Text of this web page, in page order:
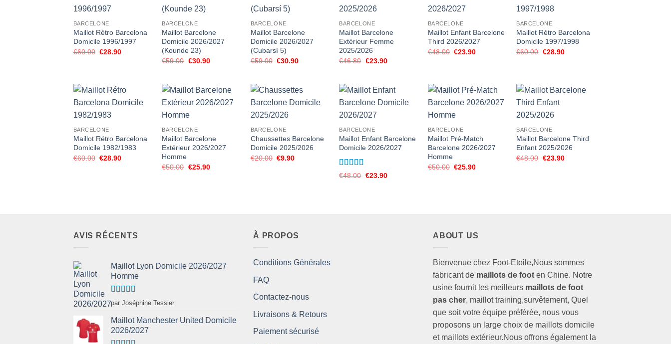
BARCELONE
Maillot Rétro Barcelona
Domicile 1996/1997
€60.00 Le
€28.90Le
BARCELONE
Maillot Barcelone
Domicile 2026/2027
(Kounde 23)
€59.00 Le
€59.00.
€30.90Le
€30.90.
BARCELONE
Maillot Barcelone
Domicile 2026/2027
(Cubarsí 5)
€59.00 Le
€59.00.
€30.90Le
€30.90.
BARCELONE
Maillot Barcelone
Extérieur Femme
2025/2026
€46.80 Le
€46.80.
€23.90Le
€23.90.
BARCELONE
Maillot Enfant Barcelone
Third 2026/2027
€48.00 Le
€23.90Le
BARCELONE
Maillot Rétro Barcelona
Domicile 1997/1998
€60.00 Le
€28.90Le
BARCELONE
Maillot Rétro Barcelona
Domicile 1982/1983
€60.00 Le
€28.90Le
BARCELONE
Maillot Barcelone
Extérieur 2026/2027
Homme
€50.00 Le
€25.90Le
BARCELONE
Chaussettes Barcelone
Domicile 2025/2026
€20.00 Le
€9.90Le
BARCELONE
Maillot Enfant Barcelone
Domicile 2026/2027
Note5sur 5
€48.00 Le
€23.90Le
BARCELONE
Maillot Pré-Match
Barcelone 2026/2027
Homme
€50.00 Le
€25.90Le
BARCELONE
Maillot Barcelone Third
Enfant 2025/2026
€48.00 Le
€23.90Le
AVIS RÉCENTS
Maillot Lyon Domicile 2026/2027
Homme
Note5sur 5
par Joséphine Tessier
Maillot Manchester United Domicile
2026/2027
À PROPOS
Conditions Générales
FAQ
Contactez-nous
Livraisons & Retours
Paiement sécurisé
ABOUT US
Bienvenue chez Foot-Etoile,Nous sommes
fabricant de maillots de foot en Chine. Notre
usine fournit les meilleurs maillots de foot
pas cher, maillot training,survêtement, Quel
que soit votre équipe préférée, nous vous
proposons un large choix de maillots domicile
et maillots extérieur.Nous offrons également la